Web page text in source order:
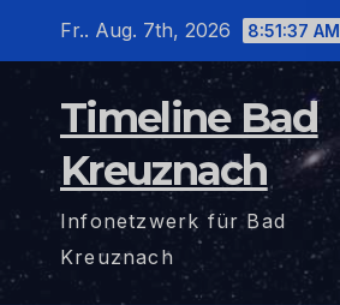
Fr.. Aug. 7th, 2026 8:51:38 AM
Timeline Bad
Kreuznach
Infonetzwerk für Bad
Kreuznach